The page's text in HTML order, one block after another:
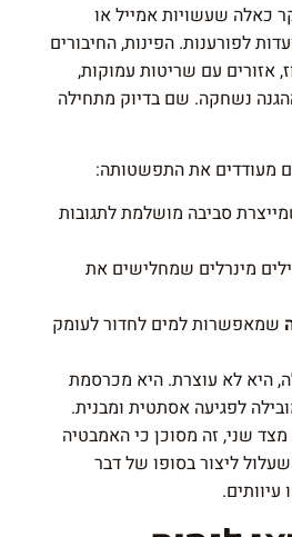
כאלה שעשויות אמייל או
לפורענות. הפינות, החיבורים
אזורים עם שריטות עמוקות,
נשחקה. שם בדיוק מתחילה
מעודדים את התפשטותה:
סביבה מושלמת לתגובות
מינרלים שמחלישים את
שמאפשרות למים לחדור לעומק
היא לא עוצרת. היא מכרסמת
לפגיעה אסתטית ומבנית.
שני, זה מסוכן כי האמבטיה
ליצור בסופו של דבר
עיוותים.